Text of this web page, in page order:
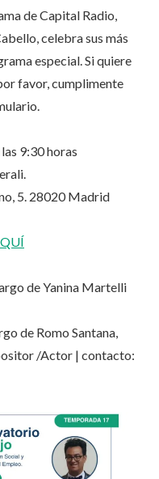
de Capital Radio,
celebra sus más
especial. Si quiere
favor, cumplimente
9:30 horas
5. 28020 Madrid
de Yanina Martelli
de Romo Santana,
/Actor | contacto: